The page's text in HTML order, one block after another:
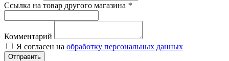
Ссылка на товар другого магазина *
Комментарий
Я согласен на обработку персональных данных
Отправить